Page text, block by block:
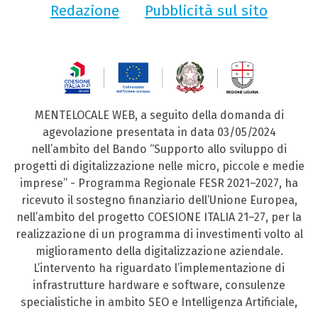
Redazione
Pubblicità sul sito
MENTELOCALE WEB, a seguito della domanda di
agevolazione presentata in data 03/05/2024
nell’ambito del Bando “Supporto allo sviluppo di
progetti di digitalizzazione nelle micro, piccole e medie
imprese” - Programma Regionale FESR 2021–2027, ha
ricevuto il sostegno finanziario dell’Unione Europea,
nell’ambito del progetto COESIONE ITALIA 21–27, per la
realizzazione di un programma di investimenti volto al
miglioramento della digitalizzazione aziendale.
L’intervento ha riguardato l’implementazione di
infrastrutture hardware e software, consulenze
specialistiche in ambito SEO e Intelligenza Artificiale,